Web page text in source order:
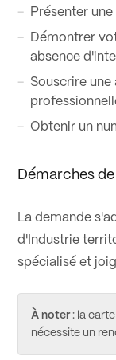
Présenter
Démontrer
absence
Souscrire
Obtenir un
Démarches
La demande
d'Industrie
spécialisé et
À noter: la
nécessite un